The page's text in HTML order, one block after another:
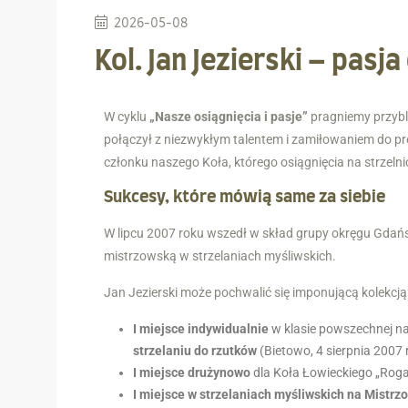
2026-05-08
Kol. Jan Jezierski –
W cyklu „Nasze osiągnięcia i pasje” pragniemy
połączył z niezwykłym talentem i zamiłowaniem do
członku naszego Koła, którego osiągnięcia na
Sukcesy, które mówią same za siebie
W lipcu 2007 roku wszedł w skład grupy okręgu
mistrzowską w strzelaniach myśliwskich.
Jan Jezierski może pochwalić się imponującą
I miejsce indywidualniew klasie powszechnej
strzelaniu do rzutków (Bietowo, 4 sierpnia 2007
I miejsce drużynowodla Koła Łowieckiego
I miejsce w strzelaniach myśliwskich na